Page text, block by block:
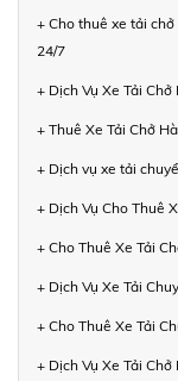
+ Cho thuê xe tải
24/7
+ Dịch Vụ Xe Tải
+ Thuê Xe Tải Chở
+ Dịch vụ xe tải
+ Dịch Vụ Cho Thuê
+ Cho Thuê Xe Tải
+ Dịch Vụ Xe Tải
+ Cho Thuê Xe Tải
+ Dịch Vụ Xe Tải